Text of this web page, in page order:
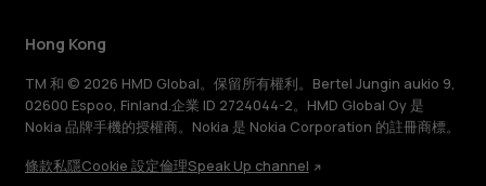
Hong Kong
TM 和 © 2026 HMD Global。保留所有權利。Bertel Jungin aukio 9,
02600 Espoo, Finland.企業 ID 2724044-2。HMD Global Oy 是
Nokia 品牌手機的授權商。Nokia 是 Nokia Corporation 的註冊商標。
條款私隱Cookie 設定倫理Speak Up channel